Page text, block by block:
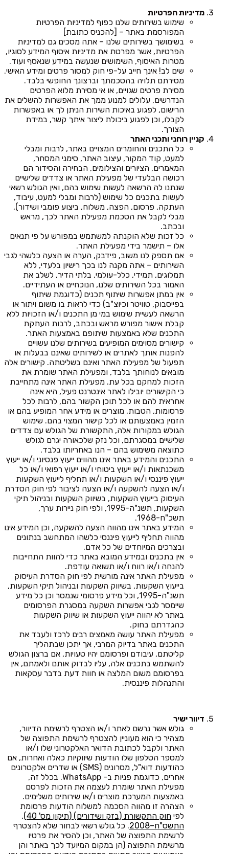
מדיניות הפרטיות
שימוש בשירותים שלנו כפוף למדיניות הפרטיות
המפורסמת באתר – [להכניס כתובת]
בשימושך בשירותים שלנו – אתה מסכים גם למדיניות
הפרטיות, אשר מפרטת את מדיניות איסוף המידע לסוגיו,
מטרות האיסוף, השימושים שנעשה במידע שנאסף ועוד.
שים לב! אינך חייב על-פי חוק למסור פרטים ומידע האישי.
מסירתם תלויה בהסכמתך וברצונך החופשי בלבד.
מסירת פרטים שגויים, או אי מסירת מלוא הפרטים
הנדרשים, עלולים למנוע ממך את האפשרות להשלים את
הרישום, לפגוע באיכות השירות הניתן לך או באפשרות
לקבלו, וכן לפגוע ביכולת ליצור איתך קשר, במידת
הצורך.
קניין רוחני ותכני האתר
כל התכנים והחומרים המצויים באתר, לרבות ומבלי
למעט, קוד המקור, עיצוב האתר, סימני המסחר,
המאמרים, הציורים והצילומים, הבחירה והסידור הם
רכושה הבלעדי של מפעילת האתר או צדדים שלישיים
שנתנו לה הרשאה לעשות שימוש בהם, ואין הגולש רשאי
לעשות בתכנים כל שימוש (לרבות ומבלי למעט, עיבוד,
העתקה, פרסום, הפצה, משלוח, ביצוע פומבי ושידור),
מבלי לקבל את הסכמת מפעילת האתר לכך, מראש
ובכתב.
כל זכות שלא הוקנתה למשתמש במפורש על פי תנאים
אלו – תישמר בידי מפעילת האתר.
אם תספק לנו משוב, פידבק, הערה או הצעה כלשהי לגבי
השירותים – אתה מקנה לנו בכך רישיון בלעדי, ללא
תמלוגים, תמידי, כלל-עולמי, בלתי הדיר, לשלב את
האמור בכל השירותים שלנו, הנוכחיים או העתידיים.
אין במתן אפשרות שיתוף תכנים (כדוגמת שיתוף
בפייסבוק, טוויטר וכיוצ"ב) כדי לראות בו משום ויתור או
הרשאה לעשיית שימוש במי מן התכנים ו/או הזכויות ללא
קבלת אישור מפורש מראש ובכתב, לרבות העתקת
התכנים שלא באמצעות שיתופם באמצעות האתר.
קישורים מסוימים המופיעים בשירותים שלנו עשויים
להפנות אותך לאתרים או לשירותים שאינם בבעלות או
תפעול של מפעילת האתר ואינם בשליטתה. קישורים אלה
מובאים לנוחותך בלבד, ומפעילת האתר שומרת את
הזכות למחקם בכל עת. מפעילת האתר אינה מתחייבת
כי הקישורים יובילו לאתר אינטרנט פעיל, היא אינה
אחראית להם או לכל תוכן הקשור בהם, לרבות לכל
פרסומות, הטבות, מוצרים או מידע אחר המופיע בהם או
הזמין באמצעותם או לכל קישור המצוי בהם. שימוש
הגולש במקורות אלה, התקשורת של הגולש עם צדדים
שלישיים במסגרתם, וכל נזק שלכאורה יגרם לגולש
כתוצאה משימוש בהם – הנו באחריותו בלבד.
התכנים והמידע באתר אינו מהווים ייעוץ פנסיוני ו/או ייעוץ
משכנתאות ו/או ייעוץ ביטוחי ו/או ייעוץ רפואי ו/או כל
ייעוץ פיננסי ו/או השקעות ו/או תחליף לייעוץ השקעות
ו/או הצעה להשקעה ו/או הצעה לציבור לפי חוק הסדרת
העיסוק בייעוץ השקעות, בשיווק השקעות ובניהול תיקי
השקעות, תשנ"ה-1995, ולפי חוק ניירות ערך,
תשכ"ח-1968.
המידע באתר אינו מהווה הצעה להשקעה, וכן המידע אינו
מהווה תחליף לייעוץ פיננסי כלשהו המתחשב בנתונים
ובצרכים המיוחדים של כל אדם.
אין בתכנים ובמידע המובא באתר כדי להוות התחייבות
להנחה ו/או רווח ו/או תשואה עודפת.
מפעילת האתר אינה מורשית לפי חוק הסדרת העיסוק
בייעוץ השקעות, בשיווק השקעות ובניהול תיקי השקעות,
תשנ"ה-1995, וכל מידע פרסומי שנמסר וכן כל מידע
שיימסר לגבי אפשרות השקעה במסגרת הפרסומים
באתר לא יהווה ייעוץ השקעות או שיווק השקעות
כהגדרתם בחוק.
מפעילת האתר עושה מאמצים רבים לרכז ולעבד את
התכנים באתר בדיוק המרבי, אך יתכן שבתהליך
קליטתם, עיבודם ופרסומם יהיו טעויות, אם ברצון הגולש
להשתמש בתכנים אלה, עליו לבדוק אותם ולאמתם, אין
בפרסומם משום המלצה או חוות דעת בדבר עסקאות
והתנהלות פיננסית.
דיוור ישיר
גולש אשר נרשם לאתר ו/או הצטרף לרשימת הדיוור,
מצהיר כי הוא מעוניין להצטרף לרשימת התפוצה של
האתר ולקבל לכתובת הדואר האלקטרוני שלו ו/או
למספר הטלפון שלו הודעות שיווקיות כאלה ואחרות, אם
כהודעות דוא"ל, מסרונים (SMS) או שדרים אלקטרונים
אחרים, כדוגמת פניות ב- WhatsApp. בכלל זה,
מפעילת האתר שומרת לעצמה את הזכות לפרסם
באמצעות המערכת מוצרים ו/או שירותים משלימים.
הצהרה זו מהווה הסכמה למשלוח הודעות פרסומת
לפי
חוק התקשורת (בזק ושידורים) (תיקון מס' 40),
התשס"ח–2008
. כל גולש רשאי לבחור שלא להצטרף
לרשימת התפוצה של האתר, וכן להסיר את פרטיו
מרשימת התפוצה (הן במקום המיועד לכך באתר והן